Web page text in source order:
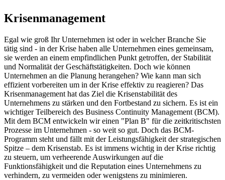
Krisenmanagement
Egal wie groß Ihr Unternehmen ist oder in welcher Branche Sie
tätig sind - in der Krise haben alle Unternehmen eines gemeinsam,
sie werden an einem empfindlichen Punkt getroffen, der Stabilität
und Normalität der Geschäftstätigkeiten. Doch wie können
Unternehmen an die Planung herangehen? Wie kann man sich
effizient vorbereiten um in der Krise effektiv zu reagieren? Das
Krisenmanagement hat das Ziel die Krisenstabilität des
Unternehmens zu stärken und den Fortbestand zu sichern. Es ist ein
wichtiger Teilbereich des Business Continuity Management (BCM).
Mit dem BCM entwickeln wir einen "Plan B" für die zeitkritischsten
Prozesse im Unternehmen - so weit so gut. Doch das BCM-
Programm steht und fällt mit der Leistungsfähigkeit der strategischen
Spitze – dem Krisenstab. Es ist immens wichtig in der Krise richtig
zu steuern, um verheerende Auswirkungen auf die
Funktionsfähigkeit und die Reputation eines Unternehmens zu
verhindern, zu vermeiden oder wenigstens zu minimieren.